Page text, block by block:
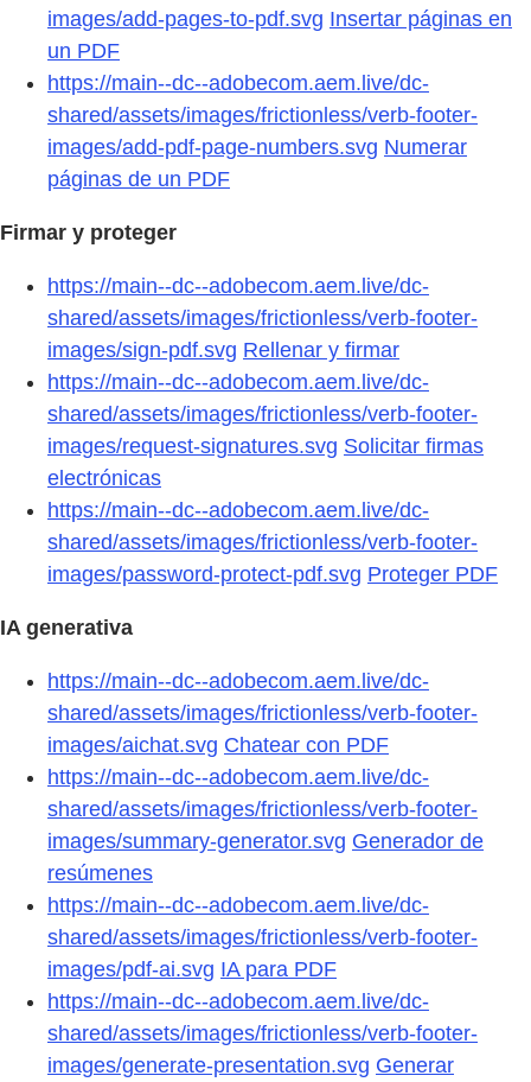
images/add-pages-to-pdf.svg Insertar páginas en
un PDF
https://main--dc--adobecom.aem.live/dc-
shared/assets/images/frictionless/verb-footer-
images/add-pdf-page-numbers.svg Numerar
páginas de un PDF
Firmar y proteger
https://main--dc--adobecom.aem.live/dc-
shared/assets/images/frictionless/verb-footer-
images/sign-pdf.svg Rellenar y firmar
https://main--dc--adobecom.aem.live/dc-
shared/assets/images/frictionless/verb-footer-
images/request-signatures.svg Solicitar firmas
electrónicas
https://main--dc--adobecom.aem.live/dc-
shared/assets/images/frictionless/verb-footer-
images/password-protect-pdf.svg Proteger PDF
IA generativa
https://main--dc--adobecom.aem.live/dc-
shared/assets/images/frictionless/verb-footer-
images/aichat.svg Chatear con PDF
https://main--dc--adobecom.aem.live/dc-
shared/assets/images/frictionless/verb-footer-
images/summary-generator.svg Generador de
resúmenes
https://main--dc--adobecom.aem.live/dc-
shared/assets/images/frictionless/verb-footer-
images/pdf-ai.svg IA para PDF
https://main--dc--adobecom.aem.live/dc-
shared/assets/images/frictionless/verb-footer-
images/generate-presentation.svg Generar